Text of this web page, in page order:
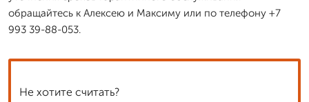
обращайтесь к Алексею и Максиму или по телефону +7
993 39-88-053.
Не хотите считать?